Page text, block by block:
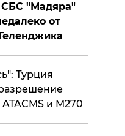
СБС "Мадяра"
от
Турция
и M270